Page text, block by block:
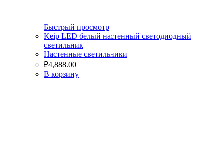
Быстрый просмотр
Keip LED белый настенный светодиодный
светильник
Настенные светильники
₽4,888.00
В корзину